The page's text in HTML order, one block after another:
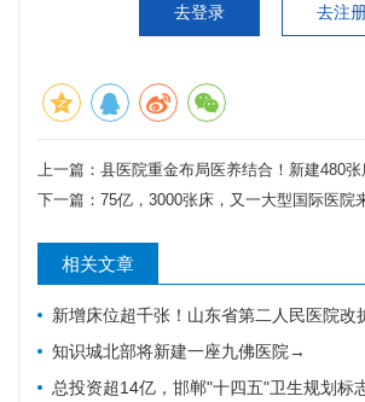
去登录 去注
上一篇： 县医院重金布局医养结合！新建480张
下一篇： 75亿，3000张床，又一大型国际医院
相关文章
新增床位超千张！山东省第二人民医院改扩建项目全力推进，地上主体施工
知识城北部将新建一座九佛医院→
总投资超14亿，邯郸"十四五"卫生规划标志性工程迎施工